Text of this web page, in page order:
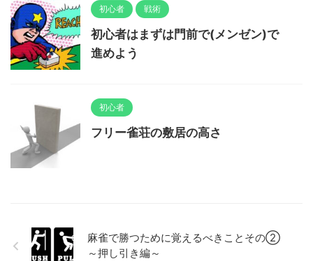
初心者 戦術
初心者はまずは門前で(メンゼン)で
進めよう
初心者
フリー雀荘の敷居の高さ
麻雀で勝つために覚えるべきことその②
～押し引き編～